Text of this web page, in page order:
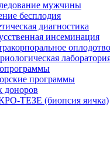
мужчины
бесплодия
диагностика
инсеминация
программы
доноров
ТЕЗЕ (биопсия яичка)